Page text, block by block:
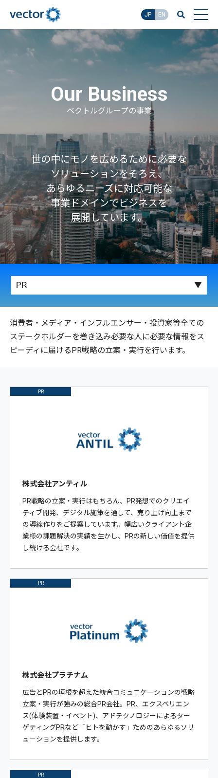
JP EN
Our Business
ベクトルグループの事業
世の中にモノを広めるために必要な
ソリューションをそろえ、
あらゆるニーズに対応可能な
事業ドメインでビジネスを
展開しています。
消費者・メディア・インフルエンサー・投資家等全ての
ステークホルダーを巻き込み必要な人に必要な情報をス
ピーディに届けるPR戦略の立案・実行を行います。
PR
株式会社アンティル
PR戦略の立案・実行はもちろん、PR発想でのクリエイ
ティブ開発、デジタル施策を通して、売り上げ向上まで
の導線作りをご提案しています。幅広いクライアント企
業様の課題解決の実績を生かし、PRの新しい価値を提供
し続ける会社です。
PR
株式会社プラチナム
広告とPRの垣根を超えた統合コミュニケーションの戦略
立案・実行が強みの総合PR会社。PR、エクスペリエン
ス(体験装置・イベント)、アドテクノロジーによるター
ゲティングPRなど「ヒトを動かす」ためのあらゆるソリ
ューションを提供します。
PR